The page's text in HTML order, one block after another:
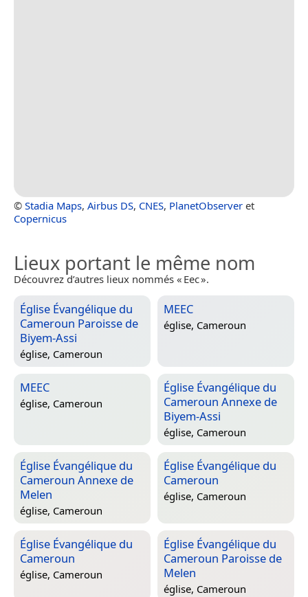
© Stadia Maps, Airbus DS, CNES, PlanetObserver et
Copernicus
Lieux portant le même nom
Découvrez d’autres lieux nommés « Eec ».
Église Évangélique du
Cameroun Paroisse de
Biyem-Assi
église, Cameroun
MEEC
église, Cameroun
MEEC
église, Cameroun
Église Évangélique du
Cameroun Annexe de
Biyem-Assi
église, Cameroun
Église Évangélique du
Cameroun Annexe de
Melen
église, Cameroun
Église Évangélique du
Cameroun
église, Cameroun
Église Évangélique du
Cameroun
église, Cameroun
Église Évangélique du
Cameroun Paroisse de
Melen
église, Cameroun